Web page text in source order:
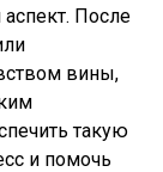
После
вины,
такую
и помочь